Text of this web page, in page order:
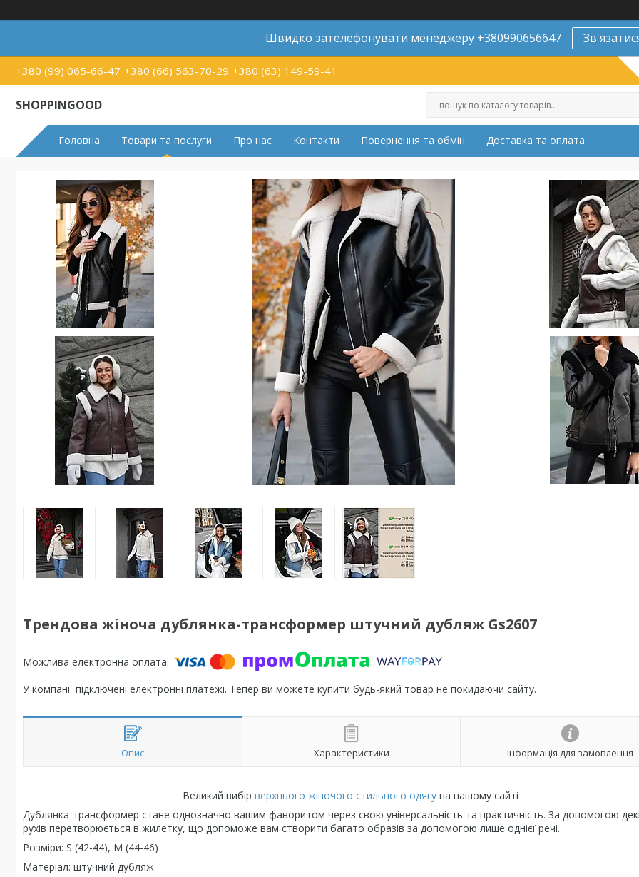
Швидко зателефонувати менеджеру +380990656647
+380 (99) 065-66-47 +380 (66) 563-70-29 +380 (63) 149-59-41
SHOPPINGOOD
Головна Товари та послуги Про нас Контакти Повернення та обмін Доставка та оплата
Трендова жіноча дублянка-трансформер штучний дубляж Gs2607
У компанії підключені електронні платежі. Тепер ви можете купити будь-який товар не покидаючи сайту.
Опис Характеристики Інформація для замовлення
Великий вибір верхнього жіночого стильного одягу на нашому сайті
Дублянка-трансформер стане однозначно вашим фаворитом через свою універсальність та практичність. За допомогою
рухів перетворюється в жилетку, що допоможе вам створити багато образів за допомогою лише однієї речі.
Розміри: S (42-44), М (44-46)
Матеріал: штучний дубляж